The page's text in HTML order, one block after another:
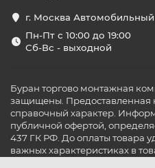
г. Москва Автомобильный
Пн-Пт с 10:00 до 19:00
Сб-Вс - выходной
Буран торгово монтажная
защищены. Предоставленная
справочный характер.
публичной офертой,
437 ГК РФ. До оплаты товара
важных характеристиках в